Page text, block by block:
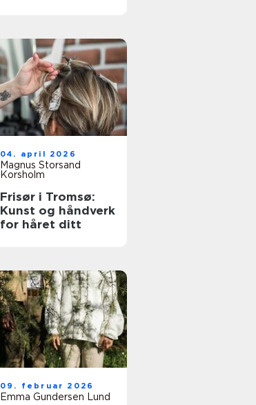
04. april 2026
Magnus Storsand
Korsholm
Frisør i Tromsø:
Kunst og håndverk
for håret ditt
09. februar 2026
Emma Gundersen Lund